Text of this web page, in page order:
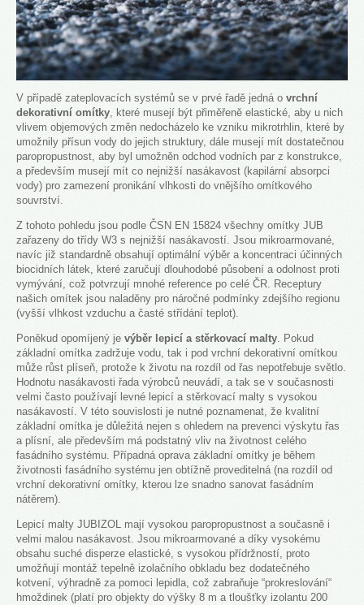
V případě zateplovacích systémů se v prvé řadě jedná o vrchní
dekorativní omítky, které musejí být přiměřeně elastické, aby u nich
vlivem objemových změn nedocházelo ke vzniku mikrotrhlin, které by
umožnily přísun vody do jejich struktury, dále musejí mít dostatečnou
paropropustnost, aby byl umožněn odchod vodních par z konstrukce,
a především musejí mít co nejnižší nasákavost (kapilární absorpci
vody) pro zamezení pronikání vlhkosti do vnějšího omítkového
souvrství.
Z tohoto pohledu jsou podle ČSN EN 15824 všechny omítky JUB
zařazeny do třídy W3 s nejnižší nasákavostí. Jsou mikroarmované,
navíc již standardně obsahují optimální výběr a koncentraci účinných
biocidních látek, které zaručují dlouhodobé působení a odolnost proti
vymývání, což potvrzují mnohé reference po celé ČR. Receptury
našich omítek jsou naladěny pro náročné podmínky zdejšího regionu
(vyšší vlhkost vzduchu a časté střídání teplot).
Poněkud opomíjený je výběr lepicí a stěrkovací malty. Pokud
základní omítka zadržuje vodu, tak i pod vrchní dekorativní omítkou
může růst plíseň, protože k životu na rozdíl od řas nepotřebuje světlo.
Hodnotu nasákavosti řada výrobců neuvádí, a tak se v současnosti
velmi často používají levné lepicí a stěrkovací malty s vysokou
nasákavostí. V této souvislosti je nutné poznamenat, že kvalitní
základní omítka je důležitá nejen s ohledem na prevenci výskytu řas
a plísní, ale především má podstatný vliv na životnost celého
fasádního systému. Případná oprava základní omítky je během
životnosti fasádního systému jen obtížně proveditelná (na rozdíl od
vrchní dekorativní omítky, kterou lze snadno sanovat fasádním
nátěrem).
Lepicí malty JUBIZOL mají vysokou paropropustnost a současně i
velmi malou nasákavost. Jsou mikroarmované a díky vysokému
obsahu suché disperze elastické, s vysokou přídržností, proto
umožňují montáž tepelně izolačního obkladu bez dodatečného
kotvení, výhradně za pomoci lepidla, což zabraňuje “prokreslování“
hmoždinek (platí pro objekty do výšky 8 m a tloušťky izolantu 200